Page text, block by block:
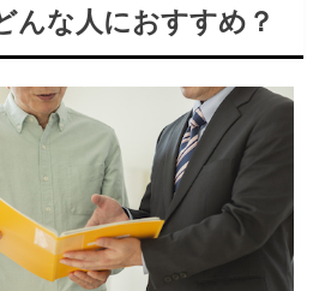
んな人におすすめ？